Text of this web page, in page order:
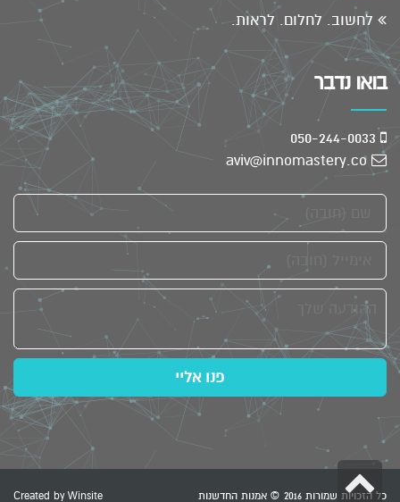
לחשוב. לחלום. לראות.
בואו נדבר
שם
אימייל
ההודעה
שלך
פנו אליי
כל הזכויות שמורות 2016 © אמנות החדשנות Created by Winsite
גלילה